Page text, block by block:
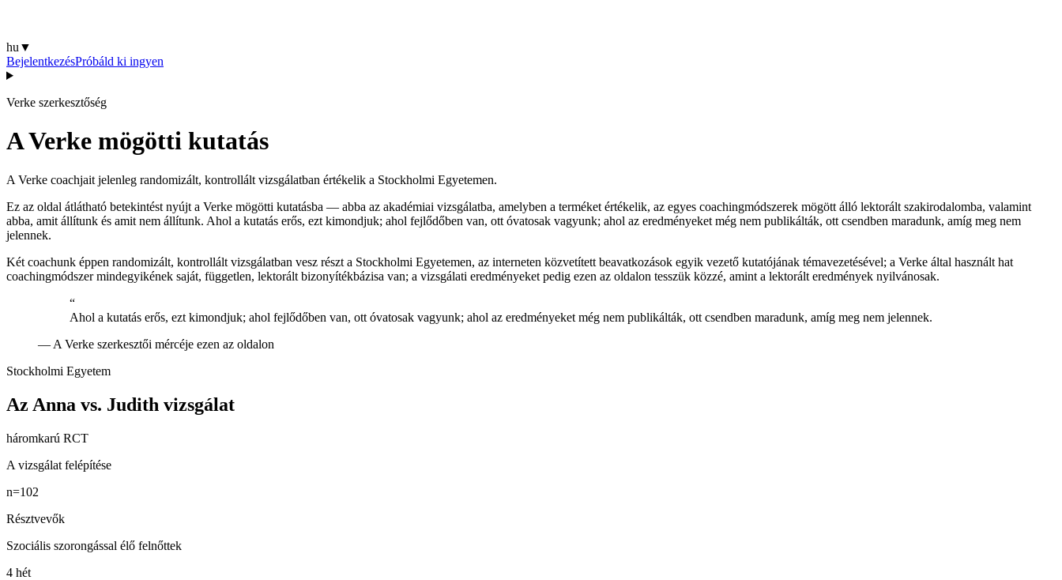
hu ▼
BejelentkezésPróbáld ki ingyen
Verke szerkesztőség
A Verke mögötti kutatás
A Verke coachjait jelenleg randomizált, kontrollált vizsgálatban értékelik a Stockholmi Egyetemen.
Ez az oldal átlátható betekintést nyújt a Verke mögötti kutatásba — abba az akadémiai vizsgálatba, amelyben a terméket értékelik, az egyes coachingmódszerek mögött álló lektorált szakirodalomba, valamint
abba, amit állítunk és amit nem állítunk. Ahol a kutatás erős, ezt kimondjuk; ahol fejlődőben van, ott óvatosak vagyunk; ahol az eredményeket még nem publikálták, ott csendben maradunk, amíg meg nem
jelennek.
Két coachunk éppen randomizált, kontrollált vizsgálatban vesz részt a Stockholmi Egyetemen, az interneten közvetített beavatkozások egyik vezető kutatójának témavezetésével; a Verke által használt hat
coachingmódszer mindegyikének saját, független, lektorált bizonyítékbázisa van; a vizsgálati eredményeket pedig ezen az oldalon tesszük közzé, amint a lektorált eredmények nyilvánosak.
“
Ahol a kutatás erős, ezt kimondjuk; ahol fejlődőben van, ott óvatosak vagyunk; ahol az eredményeket még nem publikálták, ott csendben maradunk, amíg meg nem jelennek.
— A Verke szerkesztői mércéje ezen az oldalon
Stockholmi Egyetem
Az Anna vs. Judith vizsgálat
háromkarú RCT
A vizsgálat felépítése
n=102
Résztvevők
Szociális szorongással élő felnőttek
4 hét